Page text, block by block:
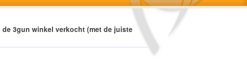
de 3gun winkel verkocht (met de juiste